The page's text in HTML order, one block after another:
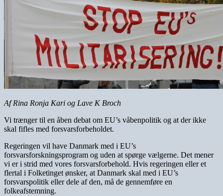
Af Rina Ronja Kari og Lave K Broch
Vi trænger til en åben debat om EU’s våbenpolitik og at der ikke
skal fifles med forsvarsforbeholdet.
Regeringen vil have Danmark med i EU’s
forsvarsforskningsprogram og uden at spørge vælgerne. Det mener
vi er i strid med vores forsvarsforbehold. Hvis regeringen eller et
flertal i Folketinget ønsker, at Danmark skal med i EU’s
forsvarspolitik eller dele af den, må de gennemføre en
folkeafstemning.